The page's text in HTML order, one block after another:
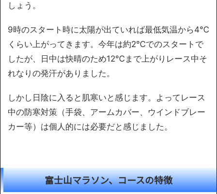
しょう。
9時のスタート時に太陽が出ていれば最低気温から4℃
くらい上がってきます。今年は約2℃でのスタートで
したが、日中は快晴のため12℃まで上がりレース中そ
れなりの発汗がありました。
しかし日陰に入ると肌寒いと感じます。よってレース
中の防寒対策（手袋、アームカバー、ウインドブレー
カー等）は個人的には必要だと感じました。
富士山マラソン、コースの特徴